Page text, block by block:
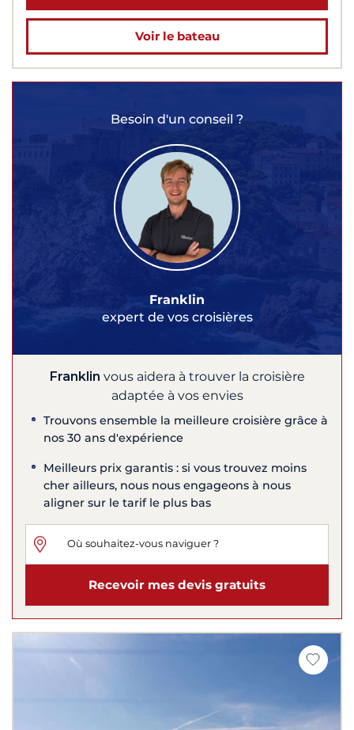
Voir le bateau
Besoin d'un conseil ?
Franklin
expert de vos croisières
Franklin vous aidera à trouver la croisière
adaptée à vos envies
Trouvons ensemble la meilleure croisière grâce à
nos 30 ans d'expérience
Meilleurs prix garantis : si vous trouvez moins
cher ailleurs, nous nous engageons à nous
aligner sur le tarif le plus bas
Recevoir mes devis gratuits